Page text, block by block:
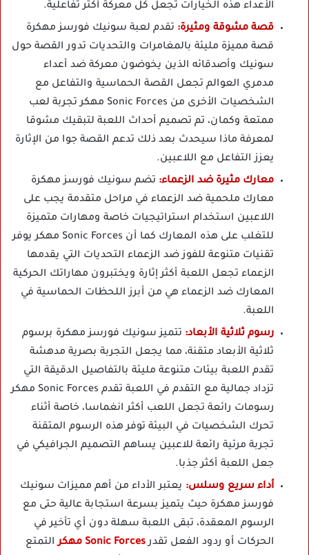
الأعداء هذه الخيارات تجعل كل معركة أكثر تفاعلية.
قصة مشوقة ومثيرة: تقدم لعبة سونيك فورسز مهكرة
قصة مميزة مليئة بالمغامرات والتحديات تدور القصة حول
سونيك وأصدقائه الذين يخوضون معركة ضد أعداء
مدمري العوالم تجعل القصة الحماسية والتفاعل مع
الشخصيات الأخرى من Sonic Forces مهكر تجربة لعب
ممتعة وكمان، تم تصميم أحداث اللعبة لتبقيك مشوقا
لمعرفة ماذا سيحدث بعد ذلك تدعم القصة جوا من الإثارة
يعزز التفاعل مع اللاعبين.
معارك مثيرة ضد الزعماء: تضم سونيك فورسز مهكرة
معارك ملحمية ضد الزعماء في مراحل متقدمة يجب على
اللاعبين استخدام استراتيجيات خاصة ومهارات متميزة
للتغلب على هذه المعارك كما أن Sonic Forces مهكر يوفر
تقنيات متنوعة للفوز ضد الزعماء التحديات التي يقدمها
الزعماء تجعل اللعبة أكثر إثارة ويختبرون مهاراتك الحركية
المعارك ضد الزعماء هي من أبرز اللحظات الحماسية في
اللعبة.
رسوم ثلاثية الأبعاد: تتميز سونيك فورسز مهكرة برسوم
ثلاثية الأبعاد متقنة، مما يجعل التجربة بصرية مدهشة
تقدم اللعبة بيئات متنوعة مليئة بالتفاصيل الدقيقة التي
تزداد جمالية مع التقدم في اللعبة تقدم Sonic Forces مهكر
رسومات رائعة تجعل اللعب أكثر انغماسا، خاصة أثناء
تحرك الشخصيات في البيئة توفر هذه الرسوم المتقنة
تجربة مرئية رائعة للاعبين يساهم التصميم الجرافيكي في
جعل اللعبة أكثر جذبا.
أداء سريع وسلس: يعتبر الأداء من أهم مميزات سونيك
فورسز مهكرة حيث يتميز بسرعة استجابة عالية حتى مع
الرسوم المعقدة، تبقى اللعبة سهلة دون أي تأخير في
الحركات أو ردود الفعل تقدرSonic Forces مهكر
التمتع